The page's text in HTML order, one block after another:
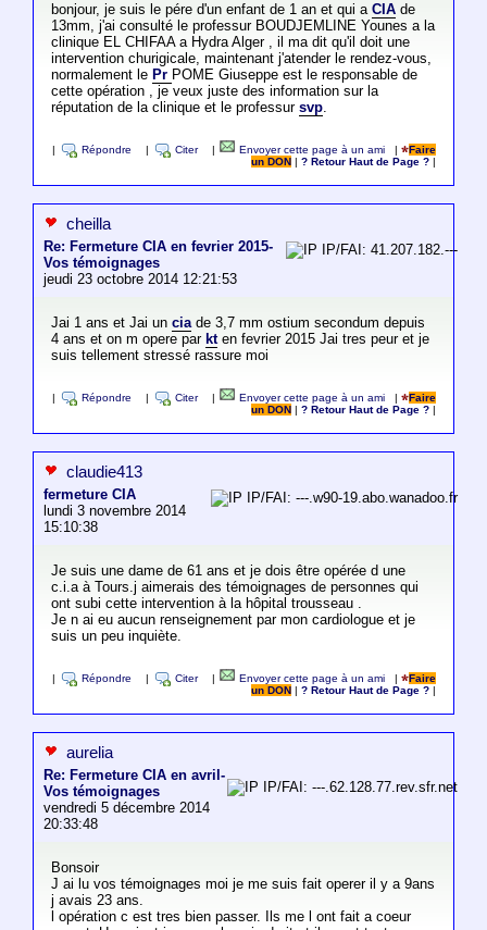
bonjour, je suis le pére d'un enfant de 1 an et qui a CIAde
13mm, j'ai consulté le professur BOUDJEMLINE Younes a la
clinique EL CHIFAA a Hydra Alger , il ma dit qu'il doit une
intervention churigicale, maintenant j'atender le rendez-vous,
normalement le Pr POME Giuseppe est le responsable de
cette opération , je veux juste des information sur la
réputation de la clinique et le professur svp.
Répondre Citer Envoyer cette page à un ami |
Faire
un DON
|? Retour Haut de Page ?
cheilla
Re: Fermeture CIA en fevrier 2015-
Vos témoignages
jeudi 23 octobre 2014 12:21:53
IP/FAI: 41.207.182.---
Jai 1 ans et Jai un ciade 3,7 mm ostium secondum depuis
4 ans et on m opere par kten fevrier 2015 Jai tres peur et je
suis tellement stressé rassure moi
Répondre Citer Envoyer cette page à un ami |
Faire
un DON
|? Retour Haut de Page ?
claudie413
fermeture CIA
lundi 3 novembre 2014
15:10:38
IP/FAI: ---.w90-19.abo.wanadoo.fr
Je suis une dame de 61 ans et je dois être opérée d une
c.i.a à Tours.j aimerais des témoignages de personnes qui
ont subi cette intervention à la hôpital trousseau .
Je n ai eu aucun renseignement par mon cardiologue et je
suis un peu inquiète.
Répondre Citer Envoyer cette page à un ami |
Faire
un DON
|? Retour Haut de Page ?
aurelia
Re: Fermeture CIA en avril-
Vos témoignages
vendredi 5 décembre 2014
20:33:48
IP/FAI: ---.62.128.77.rev.sfr.net
Bonsoir
J ai lu vos témoignages moi je me suis fait operer il y a 9ans
j avais 23 ans.
l opération c est tres bien passer. Ils me l ont fait a coeur